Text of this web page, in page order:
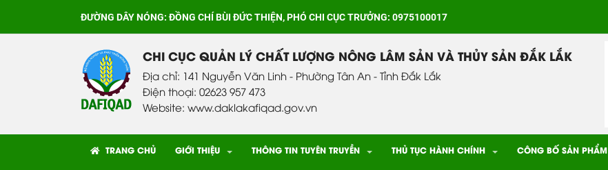
ĐƯỜNG DÂY NÓNG:ĐỒNG CHÍ BÙI ĐỨC THIỆN, PHÓ CHI CỤC TRƯỞNG: 0975100017
CHI CỤC QUẢN LÝ CHẤT LƯỢNG NÔNG LÂM SẢN VÀ THỦY SẢN ĐẮK LẮK
Địa chỉ: 141 Nguyễn Văn Linh - Phường Tân An - Tỉnh Đắk Lắk
Điện thoại: 02623 957 473
Website: www.daklakafiqad.gov.vn
TRANG CHỦ GIỚI THIỆU THÔNG TIN TUYÊN TRUYỀN THỦ TỤC HÀNH CHÍNH CÔNG BỐ SẢN PHẨM